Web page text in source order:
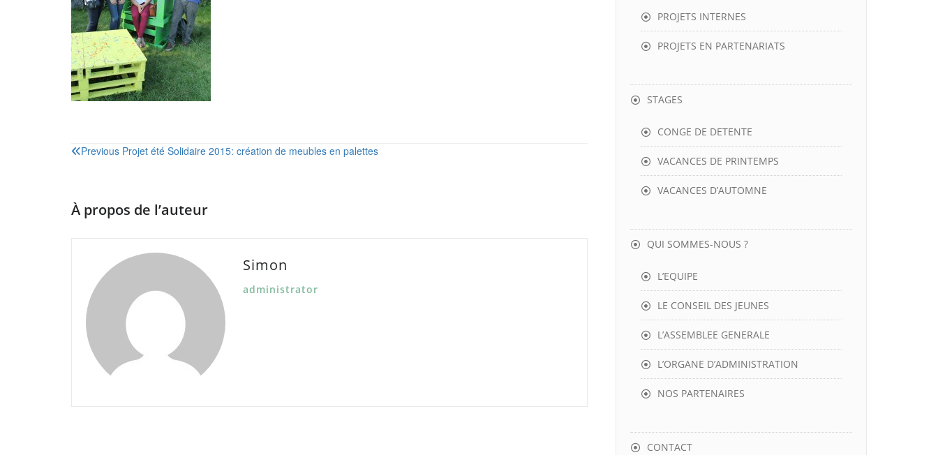
Navigation
l’article
Previous Projet été Solidaire 2015: création de meubles en palettes
À propos de l’auteur
Simon
administrator
PROJETS INTERNES
PROJETS EN PARTENARIATS
STAGES
CONGE DE DETENTE
VACANCES DE PRINTEMPS
VACANCES D’AUTOMNE
QUI SOMMES-NOUS ?
L’EQUIPE
LE CONSEIL DES JEUNES
L’ASSEMBLEE GENERALE
L’ORGANE D’ADMINISTRATION
NOS PARTENAIRES
CONTACT